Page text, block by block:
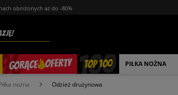
obniżonych aż do -80%
GORĄCE OFERTY TOP 100 PIŁKA NOŻNA
nożna Odzież drużynowa